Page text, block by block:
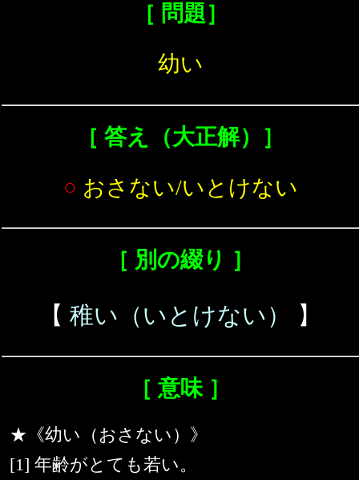
［ 問題］
幼い
［ 答え（大正解）］
○ おさない/いとけない
［ 別の綴り ］
【 稚い（いとけない） 】
［ 意味 ］
★《幼い（おさない）》
[1] 年齢がとても若い。